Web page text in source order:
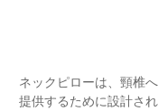
ネックピローは、頸椎
提供するために設計さ